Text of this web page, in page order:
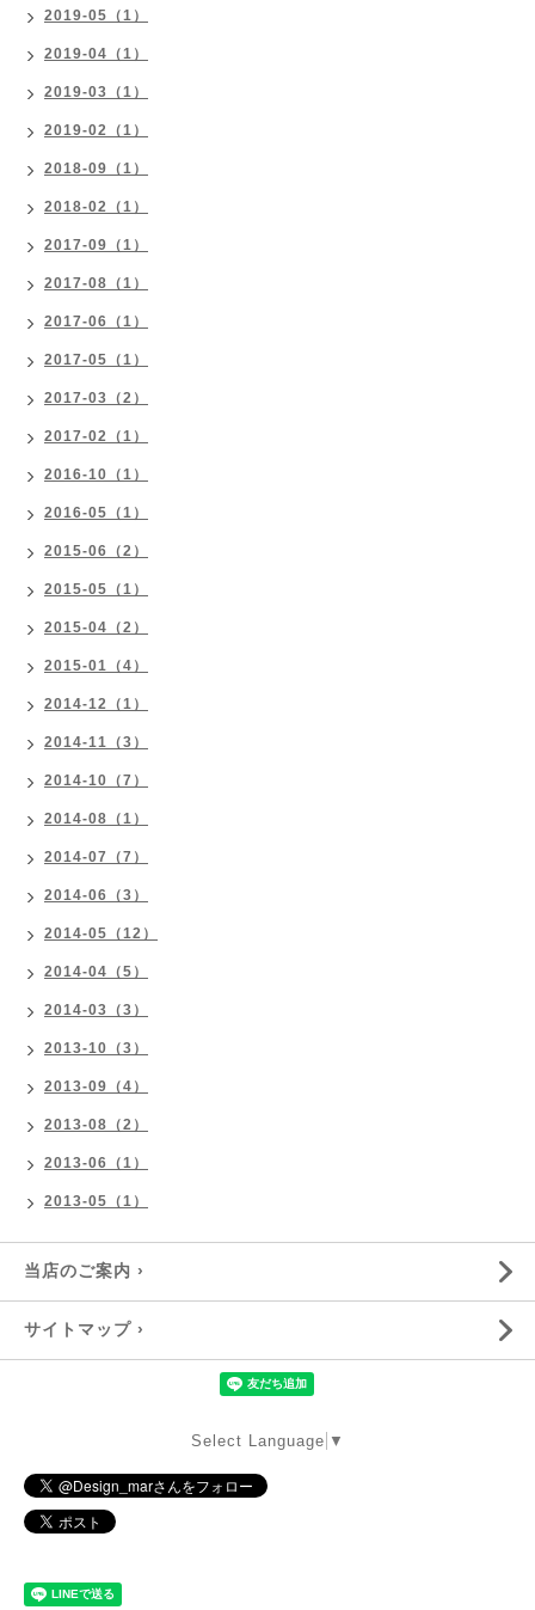
2019-05（1）
2019-04（1）
2019-03（1）
2019-02（1）
2018-09（1）
2018-02（1）
2017-09（1）
2017-08（1）
2017-06（1）
2017-05（1）
2017-03（2）
2017-02（1）
2016-10（1）
2016-05（1）
2015-06（2）
2015-05（1）
2015-04（2）
2015-01（4）
2014-12（1）
2014-11（3）
2014-10（7）
2014-08（1）
2014-07（7）
2014-06（3）
2014-05（12）
2014-04（5）
2014-03（3）
2013-10（3）
2013-09（4）
2013-08（2）
2013-06（1）
2013-05（1）
当店のご案内 ›
サイトマップ ›
Select Language ▼